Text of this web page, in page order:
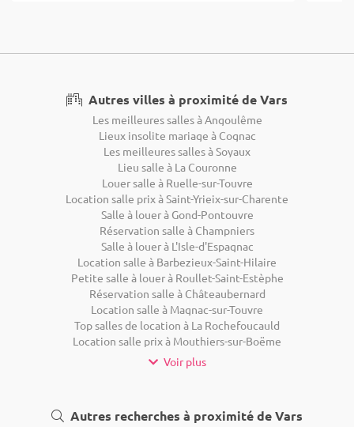
Autres villes à proximité de Vars
Les meilleures salles à Angoulême
Lieux insolite mariage à Cognac
Les meilleures salles à Soyaux
Lieu salle à La Couronne
Louer salle à Ruelle-sur-Touvre
Location salle prix à Saint-Yrieix-sur-Charente
Salle à louer à Gond-Pontouvre
Réservation salle à Champniers
Salle à louer à L'Isle-d'Espagnac
Location salle à Barbezieux-Saint-Hilaire
Petite salle à louer à Roullet-Saint-Estèphe
Réservation salle à Châteaubernard
Location salle à Magnac-sur-Touvre
Top salles de location à La Rochefoucauld
Location salle prix à Mouthiers-sur-Boëme
Voir plus
Autres recherches à proximité de Vars